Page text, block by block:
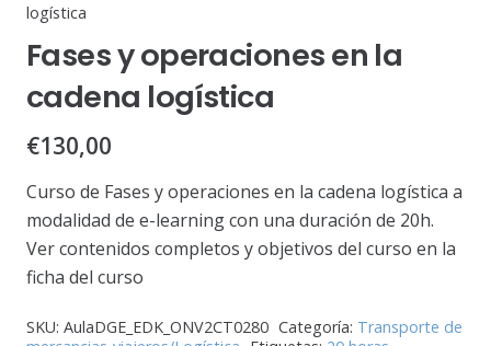
logística
Fases y operaciones en la
cadena logística
€130,00
Curso de Fases y operaciones en la cadena logística a
modalidad de e-learning con una duración de 20h.
Ver contenidos completos y objetivos del curso en la
ficha del curso
SKU: AulaDGE_EDK_ONV2CT0280 Categoría: Transporte de